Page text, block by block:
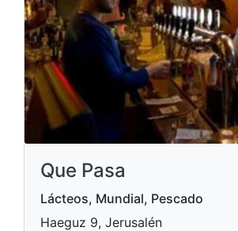
Que Pasa
Lácteos, Mundial, Pescado
Haeguz 9, Jerusalén